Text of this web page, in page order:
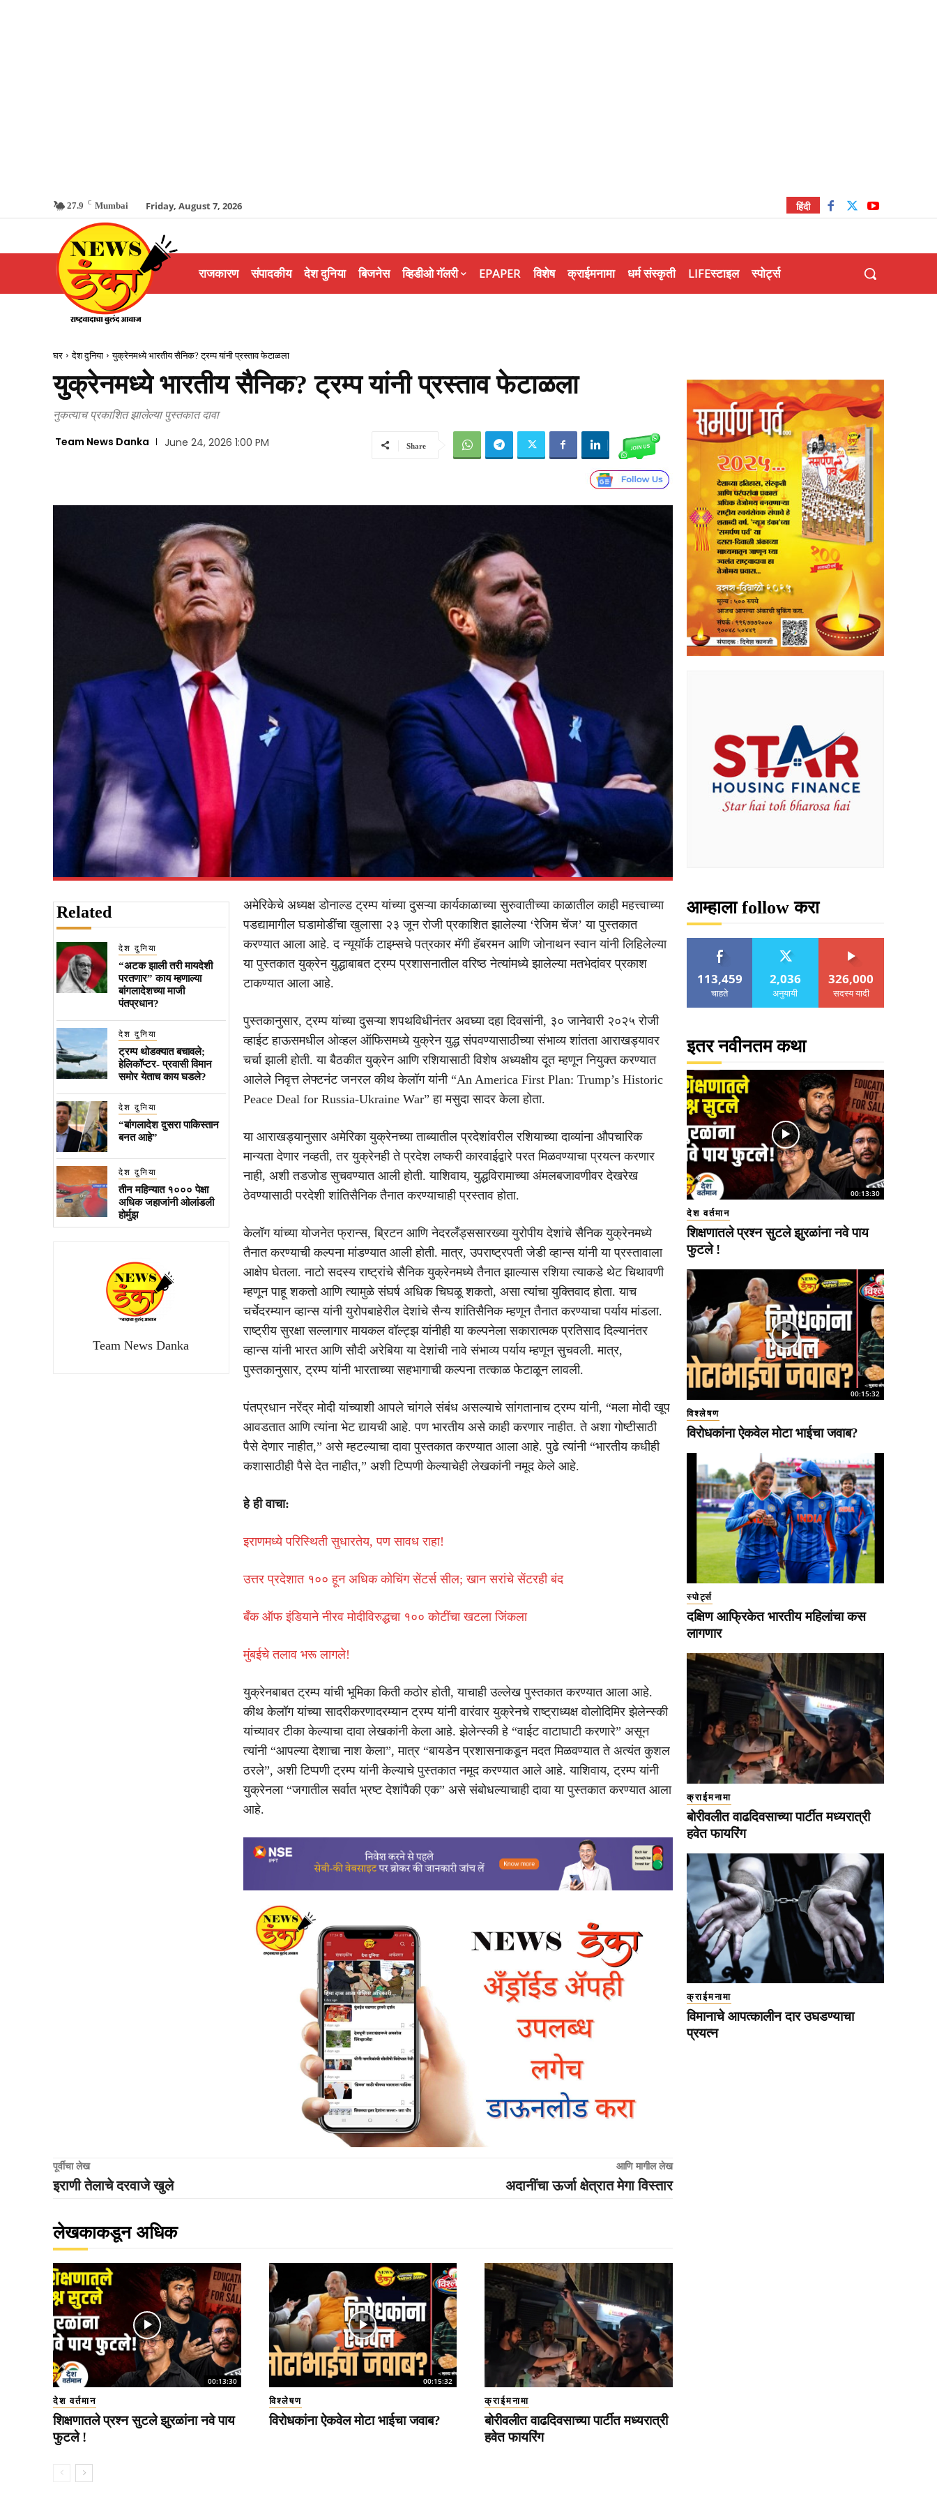
27.9 C Mumbai Friday, August 7, 2026 हिंदी
राजकारण संपादकीय देश दुनिया बिजनेस व्हिडीओ गॅलरी EPAPER विशेष क्राईमनामा धर्म संस्कृती LIFEस्टाइल स्पोर्ट्स
घर देश दुनिया युक्रेनमध्ये भारतीय सैनिक? ट्रम्प यांनी प्रस्ताव फेटाळला
युक्रेनमध्ये भारतीय सैनिक? ट्रम्प यांनी प्रस्ताव फेटाळला
नुकत्याच प्रकाशित झालेल्या पुस्तकात दावा
Team News Danka June 24, 2026 1:00 PM Share
Related
देश दुनिया
“अटक झाली तरी मायदेशी
परतणार” काय म्हणाल्या
बांगलादेशच्या माजी
पंतप्रधान?
देश दुनिया
ट्रम्प थोडक्यात बचावले;
हेलिकॉप्टर- प्रवासी विमान
समोर येताच काय घडले?
देश दुनिया
“बांगलादेश दुसरा पाकिस्तान
बनत आहे”
देश दुनिया
तीन महिन्यात १००० पेक्षा
अधिक जहाजांनी ओलांडली
होर्मुझ
Team News Danka
अमेरिकेचे अध्यक्ष डोनाल्ड ट्रम्प यांच्या दुसऱ्या कार्यकाळाच्या सुरुवातीच्या काळातील काही महत्त्वाच्या
पडद्यामागील घडामोडींचा खुलासा २३ जून रोजी प्रकाशित झालेल्या ‘रेजिम चेंज’ या पुस्तकात
करण्यात आला आहे. द न्यूयॉर्क टाइम्सचे पत्रकार मॅगी हॅबरमन आणि जोनाथन स्वान यांनी लिहिलेल्या
या पुस्तकात युक्रेन युद्धाबाबत ट्रम्प प्रशासनातील वरिष्ठ नेत्यांमध्ये झालेल्या मतभेदांवर प्रकाश
टाकण्यात आला आहे.
पुस्तकानुसार, ट्रम्प यांच्या दुसऱ्या शपथविधीनंतर अवघ्या दहा दिवसांनी, ३० जानेवारी २०२५ रोजी
व्हाईट हाऊसमधील ओव्हल ऑफिसमध्ये युक्रेन युद्ध संपवण्यासाठीच्या संभाव्य शांतता आराखड्यावर
चर्चा झाली होती. या बैठकीत युक्रेन आणि रशियासाठी विशेष अध्यक्षीय दूत म्हणून नियुक्त करण्यात
आलेले निवृत्त लेफ्टनंट जनरल कीथ केलॉग यांनी “An America First Plan: Trump’s Historic
Peace Deal for Russia-Ukraine War” हा मसुदा सादर केला होता.
या आराखड्यानुसार अमेरिका युक्रेनच्या ताब्यातील प्रदेशांवरील रशियाच्या दाव्यांना औपचारिक
मान्यता देणार नव्हती, तर युक्रेनही ते प्रदेश लष्करी कारवाईद्वारे परत मिळवण्याचा प्रयत्न करणार
नाही, अशी तडजोड सुचवण्यात आली होती. याशिवाय, युद्धविरामाच्या अंमलबजावणीवर देखरेख
ठेवण्यासाठी परदेशी शांतिसैनिक तैनात करण्याचाही प्रस्ताव होता.
केलॉग यांच्या योजनेत फ्रान्स, ब्रिटन आणि नेदरलँड्ससारख्या युरोपीय देशांचे सैनिक युक्रेनमध्ये
तैनात करण्याची कल्पना मांडण्यात आली होती. मात्र, उपराष्ट्रपती जेडी व्हान्स यांनी या प्रस्तावाला
आक्षेप घेतला. नाटो सदस्य राष्ट्रांचे सैनिक युक्रेनमध्ये तैनात झाल्यास रशिया त्याकडे थेट चिथावणी
म्हणून पाहू शकतो आणि त्यामुळे संघर्ष अधिक चिघळू शकतो, असा त्यांचा युक्तिवाद होता. याच
चर्चेदरम्यान व्हान्स यांनी युरोपबाहेरील देशांचे सैन्य शांतिसैनिक म्हणून तैनात करण्याचा पर्याय मांडला.
राष्ट्रीय सुरक्षा सल्लागार मायकल वॉल्ट्झ यांनीही या कल्पनेला सकारात्मक प्रतिसाद दिल्यानंतर
व्हान्स यांनी भारत आणि सौदी अरेबिया या देशांची नावे संभाव्य पर्याय म्हणून सुचवली. मात्र,
पुस्तकानुसार, ट्रम्प यांनी भारताच्या सहभागाची कल्पना तत्काळ फेटाळून लावली.
पंतप्रधान नरेंद्र मोदी यांच्याशी आपले चांगले संबंध असल्याचे सांगतानाच ट्रम्प यांनी, “मला मोदी खूप
आवडतात आणि त्यांना भेट द्यायची आहे. पण भारतीय असे काही करणार नाहीत. ते अशा गोष्टीसाठी
पैसे देणार नाहीत,” असे म्हटल्याचा दावा पुस्तकात करण्यात आला आहे. पुढे त्यांनी “भारतीय कधीही
कशासाठीही पैसे देत नाहीत,” अशी टिप्पणी केल्याचेही लेखकांनी नमूद केले आहे.
हे ही वाचा:
इराणमध्ये परिस्थिती सुधारतेय, पण सावध राहा!
उत्तर प्रदेशात १०० हून अधिक कोचिंग सेंटर्स सील; खान सरांचे सेंटरही बंद
बँक ऑफ इंडियाने नीरव मोदीविरुद्धचा १०० कोटींचा खटला जिंकला
मुंबईचे तलाव भरू लागले!
युक्रेनबाबत ट्रम्प यांची भूमिका किती कठोर होती, याचाही उल्लेख पुस्तकात करण्यात आला आहे.
कीथ केलॉग यांच्या सादरीकरणादरम्यान ट्रम्प यांनी वारंवार युक्रेनचे राष्ट्राध्यक्ष वोलोदिमिर झेलेन्स्की
यांच्यावर टीका केल्याचा दावा लेखकांनी केला आहे. झेलेन्स्की हे “वाईट वाटाघाटी करणारे” असून
त्यांनी “आपल्या देशाचा नाश केला”, मात्र “बायडेन प्रशासनाकडून मदत मिळवण्यात ते अत्यंत कुशल
ठरले”, अशी टिप्पणी ट्रम्प यांनी केल्याचे पुस्तकात नमूद करण्यात आले आहे. याशिवाय, ट्रम्प यांनी
युक्रेनला “जगातील सर्वात भ्रष्ट देशांपैकी एक” असे संबोधल्याचाही दावा या पुस्तकात करण्यात आला
आहे.
पूर्वीचा लेख
इराणी तेलाचे दरवाजे खुले
आणि मागील लेख
अदानींचा ऊर्जा क्षेत्रात मेगा विस्तार
लेखकाकडून अधिक
00:13:30
देश वर्तमान
शिक्षणातले प्रश्न सुटले झुरळांना नवे पाय
फुटले !
00:15:32
विश्लेषण
विरोधकांना ऐकवेल मोटा भाईचा जवाब?
क्राईमनामा
बोरीवलीत वाढदिवसाच्या पार्टीत मध्यरात्री
हवेत फायरिंग
आम्हाला follow करा
113,459
चाहते
2,036
अनुयायी
326,000
सदस्य यादी
इतर नवीनतम कथा
00:13:30
देश वर्तमान
शिक्षणातले प्रश्न सुटले झुरळांना नवे पाय
फुटले !
00:15:32
विश्लेषण
विरोधकांना ऐकवेल मोटा भाईचा जवाब?
स्पोर्ट्स
दक्षिण आफ्रिकेत भारतीय महिलांचा कस
लागणार
क्राईमनामा
बोरीवलीत वाढदिवसाच्या पार्टीत मध्यरात्री
हवेत फायरिंग
क्राईमनामा
विमानाचे आपत्कालीन दार उघडण्याचा
प्रयत्न